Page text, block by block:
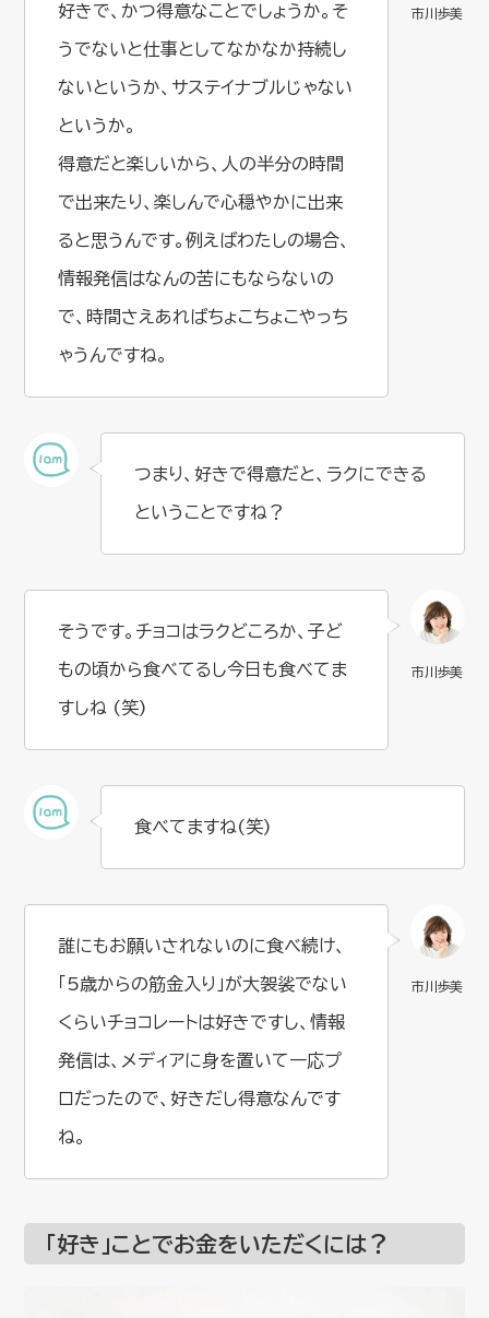
好きで、かつ得意なことでしょうか。そ
うでないと仕事としてなかなか持続し
ないというか、サステイナブルじゃない
というか。
得意だと楽しいから、人の半分の時間
で出来たり、楽しんで心穏やかに出来
ると思うんです。例えばわたしの場合、
情報発信はなんの苦にもならないの
で、時間さえあればちょこちょこやっち
ゃうんですね。
つまり、好きで得意だと、ラクにできる
ということですね？
そうです。チョコはラクどころか、子ど
もの頃から食べてるし今日も食べてま
すしね (笑)
食べてますね(笑)
誰にもお願いされないのに食べ続け、
「5歳からの筋金入り」が大袈裟でない
くらいチョコレートは好きですし、情報
発信は、メディアに身を置いて一応プ
ロだったので、好きだし得意なんです
ね。
「好き」ことでお金をいただくには？